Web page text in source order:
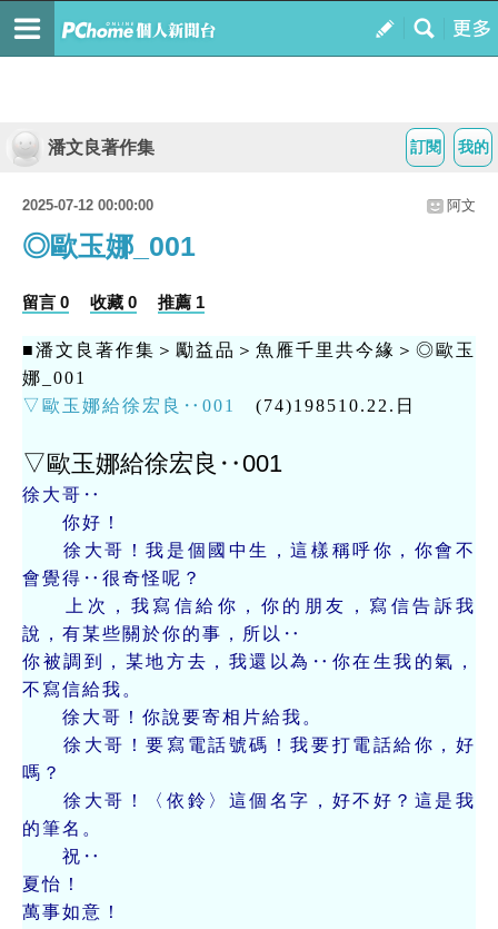
我的
訂閱
潘文良著作集
2025-07-12 00:00:00 阿文
◎歐玉娜_001
留言 0 收藏 0 推薦 1
■潘文良著作集＞勵益品＞魚雁千里共今緣＞◎歐玉
娜_001
▽歐玉娜給徐宏良‥001
(74)198510.22.日
▽歐玉娜給徐宏良‥001
徐大哥‥
你好！
徐大哥！我是個國中生，這樣稱呼你，你會不
會覺得‥很奇怪呢？
上次，我寫信給你，你的朋友，寫信告訴我
說，有某些關於你的事，所以‥
你被調到，某地方去，我還以為‥你在生我的氣，
不寫信給我。
徐大哥！你說要寄相片給我。
徐大哥！要寫電話號碼！我要打電話給你，好
嗎？
徐大哥！〈依鈴〉這個名字，好不好？這是我
的筆名。
祝‥
夏怡！
萬事如意！